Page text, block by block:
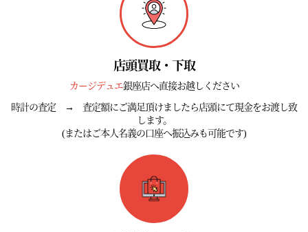
店頭買取・下取
カージデュエ銀座店へ直接お越しください
時計の査定 → 査定額にご満足頂けましたら店頭にて現金をお渡し致
します。
(またはご本人名義の口座へ振込みも可能です)